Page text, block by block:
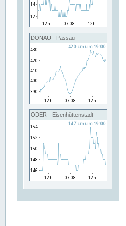
DONAU - Passau
ODER - Eisenhüttenstadt